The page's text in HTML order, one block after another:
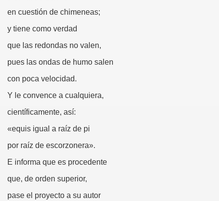
en cuestión de chimeneas;
y tiene como verdad
que las redondas no valen,
pues las ondas de humo salen
con poca velocidad.
Y le convence a cualquiera,
científicamente, así:
«equis igual a raíz de pi
por raíz de escorzonera».
E informa que es procedente
que, de orden superior,
pase el proyecto a su autor
y Viceversa
Lesbianismo
Inquisitoriales, 1599-1712)
Ruiz de Ríos)
de Puerto Rico (Anónimo)
de las Adivinanzas